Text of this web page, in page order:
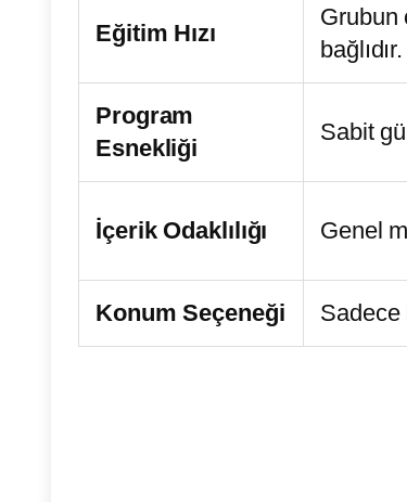
Eğitim Hızı
Grubun
bağlıdır.
Program
Esnekliği
Sabit
İçerik Odaklılığı Genel
Konum Seçeneği Sadece